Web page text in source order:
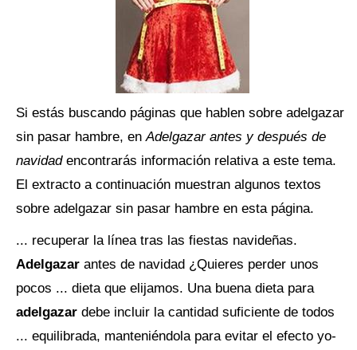
Si estás buscando páginas que hablen sobre adelgazar
sin pasar hambre, enAdelgazar antes y después de
navidadencontrarás información relativa a este tema.
El extracto a continuación muestran algunos textos
sobre adelgazar sin pasar hambre en esta página.
... recuperar la línea tras las fiestas navideñas.
Adelgazar antes de navidad ¿Quieres perder unos
pocos ... dieta que elijamos. Una buena dieta para
adelgazar debe incluir la cantidad suficiente de todos
... equilibrada, manteniéndola para evitar el efecto yo-